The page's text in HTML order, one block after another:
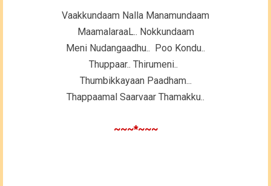
Vaakkundaam Nalla Manamundaam
MaamalaraaL.. Nokkundaam
Meni Nudangaadhu.. Poo Kondu..
Thuppaar.. Thirumeni..
Thumbikkayaan Paadham...
Thappaamal Saarvaar Thamakku..
~~~*~~~